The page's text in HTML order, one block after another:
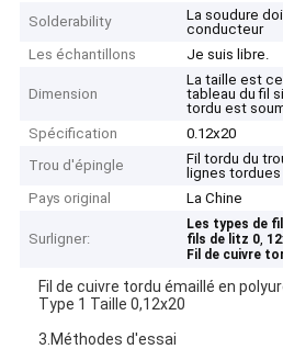
Solderability
La soudure
conducteur
Les échantillons
Je suis libre.
Dimension
La taille est
tableau du fil
tordu est
Spécification
0.12x20
Trou d'épingle
Fil tordu du
lignes
Pays original
La Chine
Surligner:
Les types de
fils de litz 0,
Fil de cuivre
Fil de cuivre tordu émaillé en
Type 1 Taille 0,12x20
3.Méthodes d'essai